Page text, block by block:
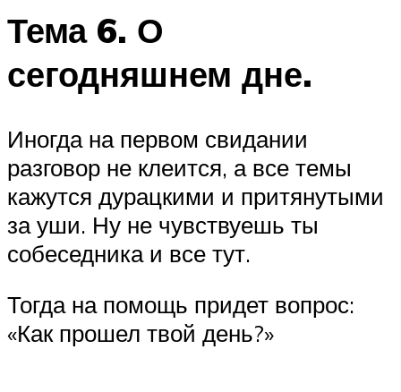
Тема 6. О
сегодняшнем дне.
Иногда на первом свидании
разговор не клеится, а все темы
кажутся дурацкими и притянутыми
за уши. Ну не чувствуешь ты
собеседника и все тут.
Тогда на помощь придет вопрос:
«Как прошел твой день?»